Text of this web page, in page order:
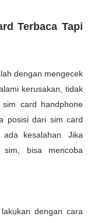
Terbaca Tapi
dengan mengecek
kerusakan, tidak
card handphone
posisi dari sim card
kesalahan. Jika
bisa mencoba
dengan cara